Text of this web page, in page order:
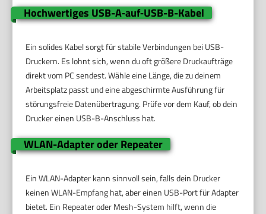
Hochwertiges USB-A‑auf‑USB-B-Kabel
Ein solides Kabel sorgt für stabile Verbindungen bei USB-
Druckern. Es lohnt sich, wenn du oft größere Druckaufträge
direkt vom PC sendest. Wähle eine Länge, die zu deinem
Arbeitsplatz passt und eine abgeschirmte Ausführung für
störungsfreie Datenübertragung. Prüfe vor dem Kauf, ob dein
Drucker einen USB-B-Anschluss hat.
WLAN-Adapter oder Repeater
Ein WLAN-Adapter kann sinnvoll sein, falls dein Drucker
keinen WLAN-Empfang hat, aber einen USB-Port für Adapter
bietet. Ein Repeater oder Mesh-System hilft, wenn die